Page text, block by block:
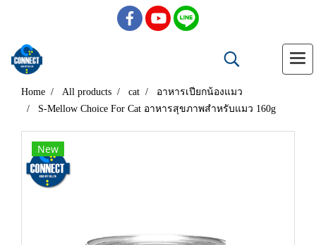
Home All products cat
อาหารเปียกน้องแมว
S-Mellow Choice For Cat อาหารสุขภาพสำหรับแมว 160g
New